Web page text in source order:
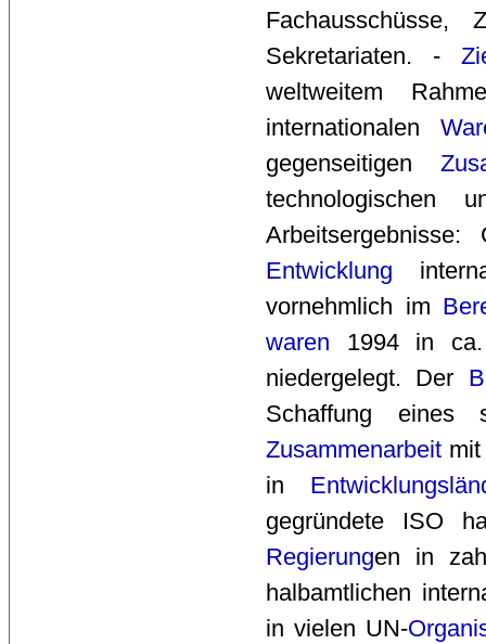
Fachausschüsse,
Sekretariaten. -
weltweitem
internationalen
gegenseitigen
technologischen
Entwicklung
vornehmlich im
waren 1994 in ca.
niedergelegt. Der
Schaffung eines
Zusammenarbeit
in
gegründete ISO
Regierungen in
halbamtlichen
in vielen UN-